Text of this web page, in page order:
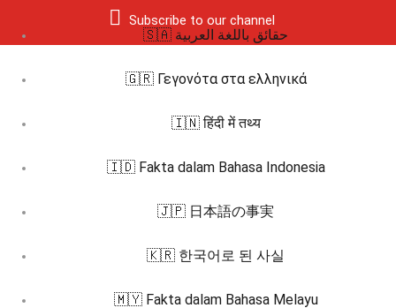
Subscribe to our channel
🇸🇦 حقائق باللغة العربية
🇬🇷 Γεγονότα στα ελληνικά
🇮🇳 हिंदी में तथ्य
🇮🇩 Fakta dalam Bahasa Indonesia
🇯🇵 日本語の事実
🇰🇷 한국어로 된 사실
🇲🇾 Fakta dalam Bahasa Melayu